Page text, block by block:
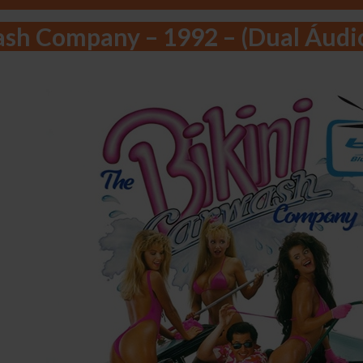
Company – 1992 – (Dual